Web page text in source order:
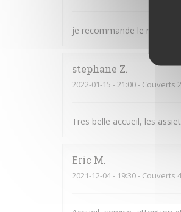
je recommande le
stephane Z
2022-01-15 - 21:00 - Couverts 2
Tres belle accueil, les
Eric M
2021-12-04- 19:30 - Couverts 4